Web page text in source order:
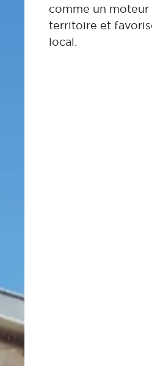
comme un
territoire et
local.